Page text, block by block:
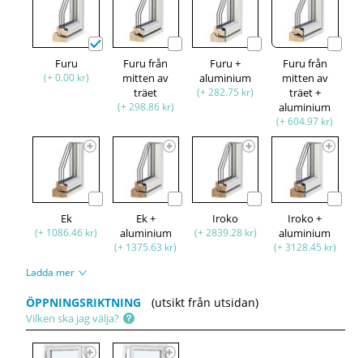
Furu
(+ 0.00 kr)
Furu från
mitten av
träet
(+ 298.86 kr)
Furu +
aluminium
(+ 282.75 kr)
Furu från
mitten av
träet +
aluminium
(+ 604.97 kr)
Ek
(+ 1086.46 kr)
Ek +
aluminium
(+ 1375.63 kr)
Iroko
(+ 2839.28 kr)
Iroko +
aluminium
(+ 3128.45 kr)
Ladda mer
ÖPPNINGSRIKTNING (utsikt från utsidan)
Vilken ska jag välja?